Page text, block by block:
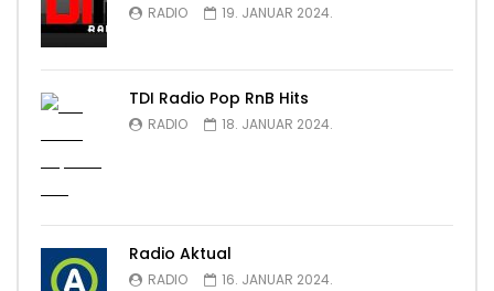
RADIO 19. JANUAR 2024.
TDI Radio Pop RnB Hits
RADIO 18. JANUAR 2024.
Radio Aktual
RADIO 16. JANUAR 2024.